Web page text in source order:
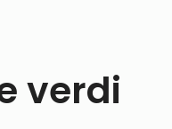
verdi